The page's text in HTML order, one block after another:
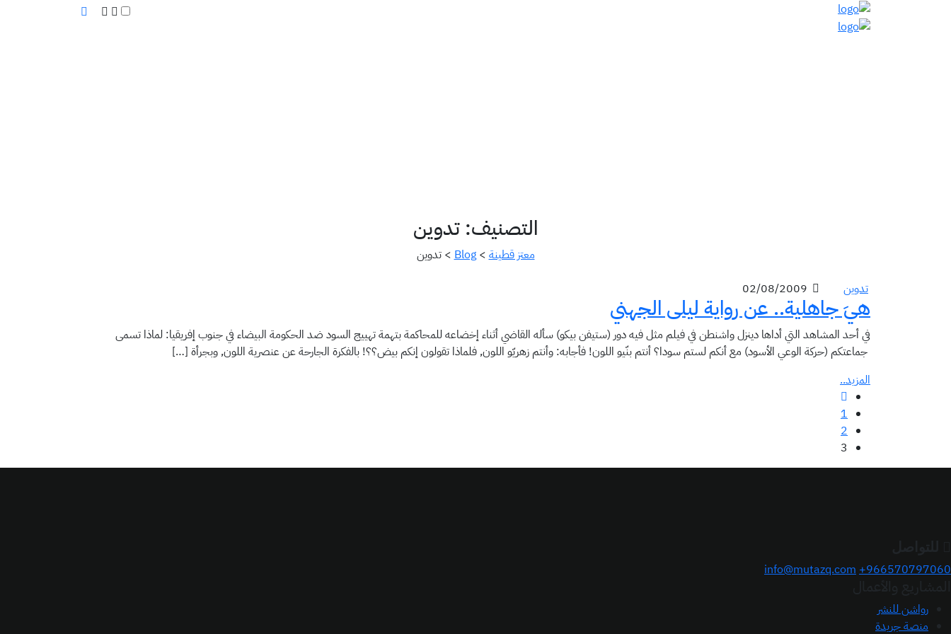
التصنيف: تدوين
معتز قطينة >
Blog
>تدوين
تدوين
هيَ جاهلية.. عن رواية ليلى الجهني
في أحد المشاهد التي أداها دينزل واشنطن في فيلم مثل فيه دور (ستيفن بيكو) سأله القاضي أثناء إخضاعه للمحاكمة بتهمة تهييج السود ضد الحكومة البيضاء في جنوب إفريقيا: لماذا تسمى
جماعتكم (حركة الوعي الأسود) مع أنكم لستم سودا؟ أنتم بنّيو اللون! فأجابه: وأنتم زهريّو اللون, فلماذا تقولون إنكم بيض؟؟! بالفكرة الجارحة عن عنصرية اللون, وبجرأة […]
المزيد..
1
2
3
966570797060+
info@mutazq.com
رواشن للنشر
منصة جريدة